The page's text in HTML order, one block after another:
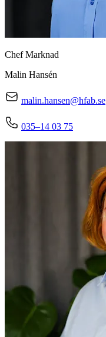
Chef Marknad
Malin Hansén
malin.hansen@hfab.se
035–14 03 75